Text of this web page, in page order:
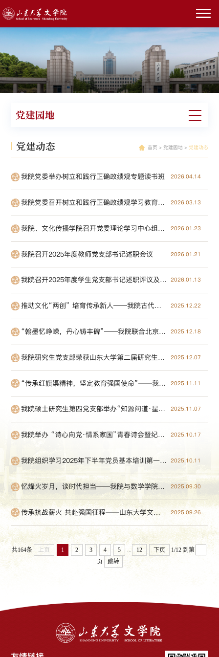
党建园地
党建动态 首页 > 党建园地> 党建动态
我院党委举办树立和践行正确政绩观专题读书班 2026.04.14
我院党委召开树立和践行正确政绩观学习教育启动部署会 2026.03.13
我院、文化传播学院召开党委理论学习中心组联学会议 2026.01.23
我院召开2025年度教师党支部书记述职会议 2026.01.21
我院召开2025年度学生党支部书记述职评议及评星定级会议 2026.01.13
推动文化“两创” 培育传承新人——我院古代文学党支部开展主题党日活动 2025.12.22
“翰墨忆峥嵘，丹心铸丰碑”——我院联合北京师范大学顺利举办“学习思想 创新青年”红色经典读书会 2025.12.18
我院研究生党支部荣获山东大学第二届研究生党支部主题党日案例大赛一等奖 2025.12.07
“传承红旗渠精神，坚定教育强国使命”——我院开展党员主题教育活动 2025.11.11
我院硕士研究生第四党支部举办“知源问道·星火红途”校园红色印记探寻主题党日活动 2025.11.07
我院举办 “诗心向党·情系家国”青春诗会暨纪念臧克家诞辰120周年活动 2025.10.17
我院组织学习2025年下半年党员基本培训第一次集中大课 2025.10.11
忆烽火岁月，谈时代担当——我院与数学学院党建联建暨新时代高校教师“知识报国”专题座谈会顺利举办 2025.09.30
传承抗战薪火 共赴强国征程——山东大学文学院硕士生第一党支部联合锦城社区党支部开展党建联学读书会 2025.09.26
共164条 上页 1 2 3 4 5 ... 12 下页 1/12 到第
页
跳转